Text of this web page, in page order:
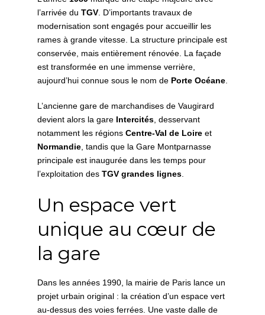
l’arrivée du TGV . D’importants travaux de
modernisation sont engagés pour accueillir les
rames à grande vitesse. La structure principale est
conservée, mais entièrement rénovée. La façade
est transformée en une immense verrière,
aujourd’hui connue sous le nom de Porte Océane
L’ancienne gare de marchandises de Vaugirard
devient alors la gare Intercités , desservant
notamment les régions Centre-Val de Loire et
Normandie , tandis que la Gare Montparnasse
principale est inaugurée dans les temps pour
l’exploitation des TGV grandes lignes
Un espace vert
unique au cœur de
la gare
Dans les années 1990, la mairie de Paris lance un
projet urbain original : la création d’un espace vert
au-dessus des voies ferrées. Une vaste dalle de